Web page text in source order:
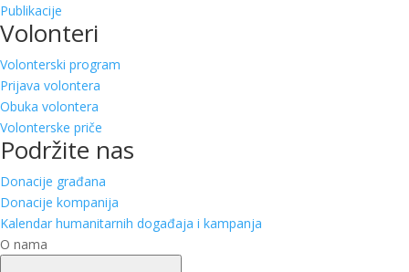
Publikacije
Volonteri
Volonterski program
Prijava volontera
Obuka volontera
Volonterske priče
Podržite nas
Donacije građana
Donacije kompanija
Kalendar humanitarnih događaja i kampanja
O nama